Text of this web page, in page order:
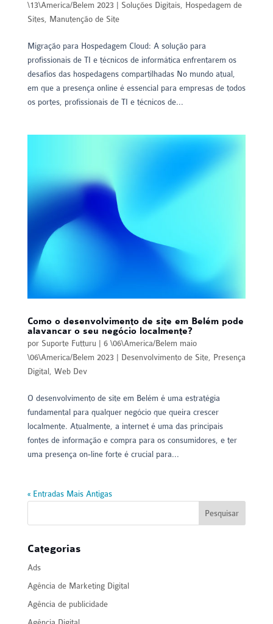
\13\America/Belem 2023
Soluções Digitais, Hospedagem de
Sites, Manutenção de Site
Migração para Hospedagem Cloud: A solução para
profissionais de TI e técnicos de informática enfrentarem os
desafios das hospedagens compartilhadas No mundo atual,
em que a presença online é essencial para empresas de todos
os portes, profissionais de TI e técnicos de...
Como o desenvolvimento de site em Belém pode
alavancar o seu negócio localmente?
por Suporte Futturu| 6 \06\America/Belem maio
\06\America/Belem 2023
Desenvolvimento de Site, Presença
Digital , Web Dev
O desenvolvimento de site em Belém é uma estratégia
fundamental para qualquer negócio que queira crescer
localmente. Atualmente, a internet é uma das principais
fontes de informação e compra para os consumidores, e ter
uma presença on-line forte é crucial para...
« Entradas Mais Antigas
Categorias
Ads
Agência de Marketing Digital
Agência de publicidade